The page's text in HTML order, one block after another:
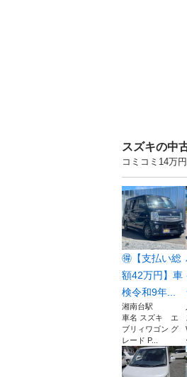
スズキの中
コミコミ14万
🉐【支払い総
額42万円】車
検令和9年...
湘南台駅
車名 スズキ エ
ブリィワゴン グ
レード P...